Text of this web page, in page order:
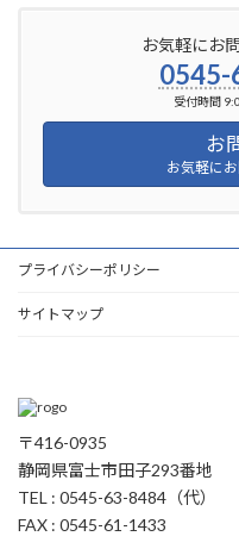
お気軽にお
0545-
受付時間
お
お気軽に
プライバシーポリシー
サイトマップ
〒416-0935
静岡県富士市田子293番地
TEL : 0545-63-8484（代）
FAX : 0545-61-1433